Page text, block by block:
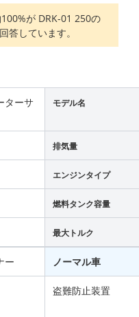
が DRK-01 250の
答しています。
ターサ
モデル名
排気量
エンジンタイプ
燃料タンク容量
最大トルク
ー ノーマル車
盗難防止装置